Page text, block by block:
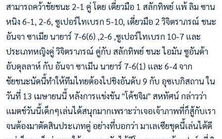
สามารถคว้าชัยชนะ 2-1 คู่ โดย เดี่ยวมือ 1 สลักทิพย์ แพ้ ลิม ซาน
หนิง 6-1, 2-6, ซูเปอร์ไทเบรก 5-10, เดี่ยวมือ 2 วิจิตราภรณ์ ชนะ
อันจา ซาเมีย นายาร์ 7-6(6) ,2-6 ,ซูเปอร์ไทเบรก 10-7 และ
ประเภทหญิงคู่ วิจิตราภรณ์ คู่กับ สลักทิพย์ ชนะ ไอมัน ซูอันด้า
อับดุลลาห์ กับ อันจา ซาเมีน นายาร์ 7-6(1) และ 6-4 จาก
ชัยชนะนัดนี้ทำให้ทีมไทยต้องไปชิงอันดับ 9 กับ อุซเบกิสถาน ใน
วันที่ 13 เมษายนนี้ หลังการแข่งขัน "โค้ชจิม" สหทัศน์ กล่าวว่า
แมตช์วันนี้เด็กๆเล่นได้สนุกมากเพราะว่าเจอเจ้าภาพที่ก็สู้กับเรา
จนต้องมาตัดสินประเภทคู่ อย่างที่บอกว่า มาเลเซียชุดนี้เล่นได้ดี